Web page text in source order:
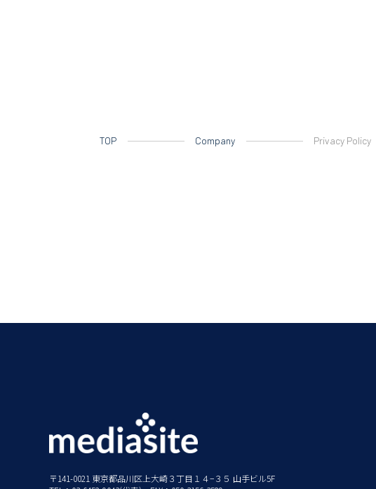
TOP Company Privacy Policy
〒141-0021 東京都品川区上大崎３丁目１４−３５ 山手ビル5F